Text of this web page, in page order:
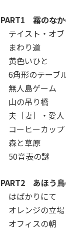
PART1 霧のなか
テイスト・オ
まわり道
黄色いひと
6角形のテーブ
無人島ゲーム
山の吊り橋
夫［妻］・愛
コーヒーカップ
森と草原
50音表の謎
PART2 あほう鳥
はばかりにて
オレンジの立場
オフィスの朝